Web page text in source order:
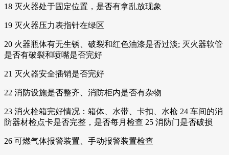
18 灭火器处于固定位置，是否有拿乱放现象
19 灭火器压力表指针在绿区
20 火器瓶体有无生锈、破裂和红色油漆是否过淡; 灭火器软管
是否有破裂和喷嘴是否完好
21 灭火器安全插销是否完好
22 消防设施是否整齐、消防柜内是否有杂物
23 消火栓箱完好情况：箱体、水带、卡扣、水枪 24 车间的消
防器材检点卡是否完整，是否每月检查 25 消防门是否破损
26 可燃气体报警装置、手动报警装置检查